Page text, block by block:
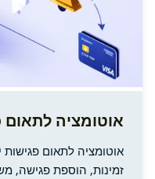
אוטומציה לתאום
אוטומציה לתאום פגישות
זמינות, הוספת פגישה,